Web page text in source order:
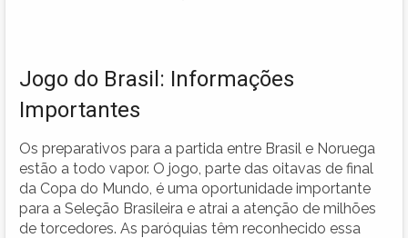
Jogo do Brasil: Informações
Importantes
Os preparativos para a partida entre Brasil e Noruega
estão a todo vapor. O jogo, parte das oitavas de final
da Copa do Mundo, é uma oportunidade importante
para a Seleção Brasileira e atrai a atenção de milhões
de torcedores. As paróquias têm reconhecido essa